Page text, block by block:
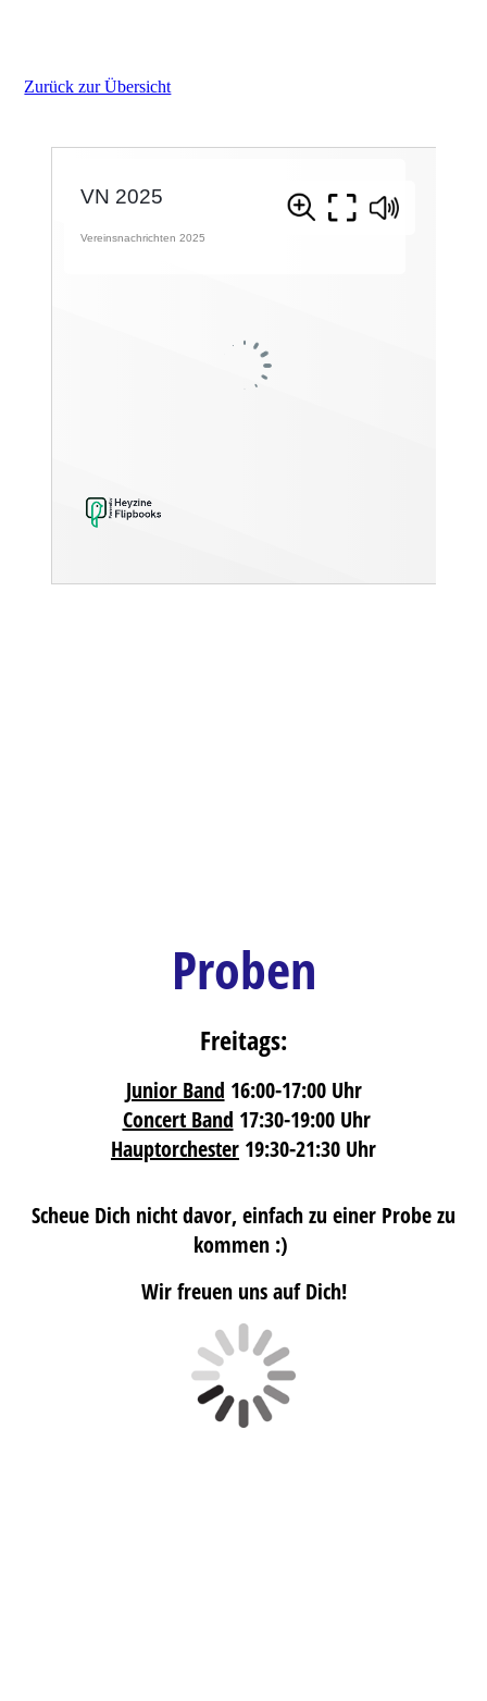
Zurück zur Übersicht
Proben
Freitags:
Junior Band 16:00-17:00 Uhr
Concert Band 17:30-19:00 Uhr
Hauptorchester 19:30-21:30 Uhr
Scheue Dich nicht davor, einfach zu einer Probe zu
kommen :)
Wir freuen uns auf Dich!